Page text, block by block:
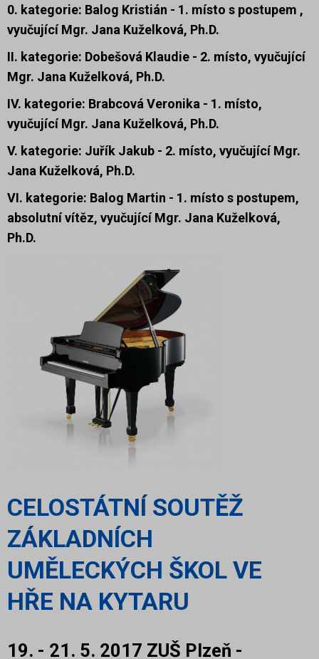
0. kategorie: Balog Kristián - 1. místo s postupem ,
vyučující Mgr. Jana Kuželková, Ph.D.
II. kategorie: Dobešová Klaudie - 2. místo, vyučující
Mgr. Jana Kuželková, Ph.D.
IV. kategorie: Brabcová Veronika - 1. místo,
vyučující Mgr. Jana Kuželková, Ph.D.
V. kategorie: Juřík Jakub - 2. místo, vyučující Mgr.
Jana Kuželková, Ph.D.
VI. kategorie: Balog Martin - 1. místo s postupem,
absolutní vítěz, vyučující Mgr. Jana Kuželková,
Ph.D.
CELOSTÁTNÍ SOUTĚŽ
ZÁKLADNÍCH
UMĚLECKÝCH ŠKOL VE
HŘE NA KYTARU
19. - 21. 5. 2017 ZUŠ Plzeň -